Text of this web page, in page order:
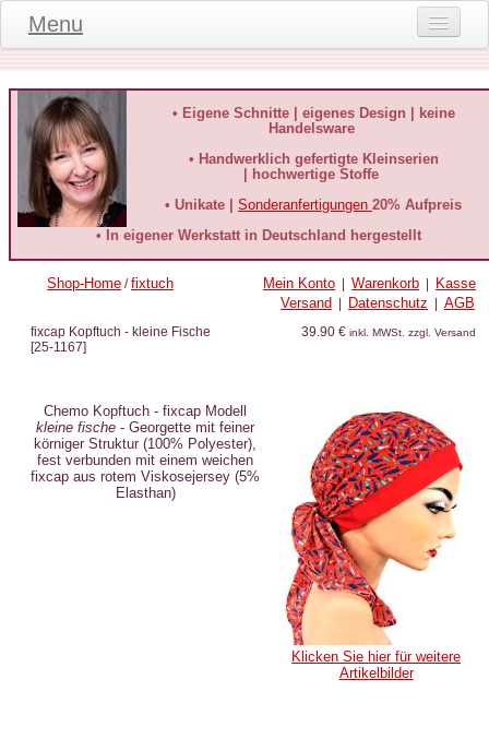
Menu
Produktinformationen
Kundeninformationen
häufige Fragen
Kontakt
Datenschutz
• Eigene Schnitte | eigenes Design | keine
Handelsware
• Handwerklich gefertigte Kleinserien
| hochwertige Stoffe
• Unikate | Sonderanfertigungen 20% Aufpreis
• In eigener Werkstatt in Deutschland hergestellt
Shop-Home /fixtuch Mein Konto Warenkorb
Kasse
Versand
Datenschutz AGB
fixcap Kopftuch - kleine Fische
[25-1167]
39.90 € inkl. MWSt. zzgl. Versand
Chemo Kopftuch - fixcap Modell
kleine fische - Georgette mit feiner
körniger Struktur (100% Polyester),
fest verbunden mit einem weichen
fixcap aus rotem Viskosejersey (5%
Elasthan)
Klicken Sie hier für weitere
Artikelbilder